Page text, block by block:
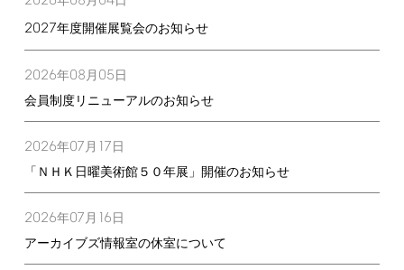
2027年度開催展覧会のお知らせ
2026年08月 05日
会員制度リニューアルのお知らせ
2026年07月 17日
「ＮＨＫ日曜美術館５０年展」開催のお知らせ
2026年07月 16日
アーカイブズ情報室の休室について